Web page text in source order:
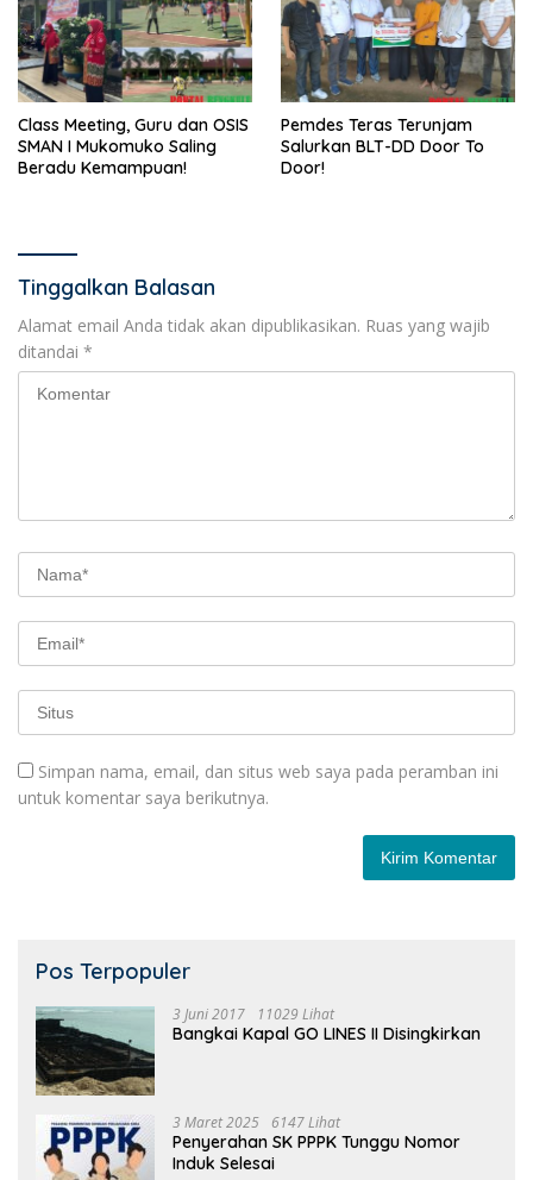
Class Meeting, Guru dan OSIS
SMAN I Mukomuko Saling
Beradu Kemampuan!
Pemdes Teras Terunjam
Salurkan BLT-DD Door To
Door!
Tinggalkan Balasan
Alamat email Anda tidak akan dipublikasikan. Ruas yang wajib
ditandai *
Simpan nama, email, dan situs web saya pada peramban ini
untuk komentar saya berikutnya.
Pos Terpopuler
3 Juni 2017 11029 Lihat
Bangkai Kapal GO LINES II Disingkirkan
3 Maret 2025 6147 Lihat
Penyerahan SK PPPK Tunggu Nomor
Induk Selesai